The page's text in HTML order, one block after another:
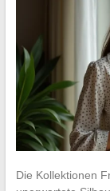
Die Kollektionen